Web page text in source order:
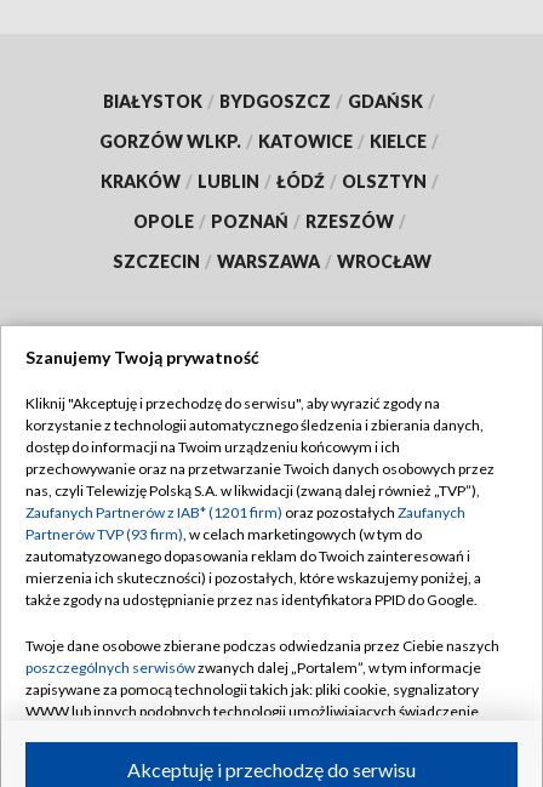
BIAŁYSTOK / BYDGOSZCZ / GDAŃSK /
GORZÓW WLKP. / KATOWICE / KIELCE /
KRAKÓW / LUBLIN / ŁÓDŹ / OLSZTYN /
OPOLE / POZNAŃ / RZESZÓW /
SZCZECIN / WARSZAWA / WROCŁAW
TVP
Abonament TVP
Emisja w TVP
Centrum informacji TVP
Naziemna Telewizja Cyfrowa
Rada Programowa
System NOS
Informacje o nadawcy
Program dla prasy
Regulamin TVP
Polityka prywatności
Moje zgody
Pomoc
Kontakt
Kanały
Szanujemy Twoją prywatność
Kliknij "Akceptuję i przechodzę do serwisu", aby wyrazić zgody na
korzystanie z technologii automatycznego śledzenia i zbierania danych,
dostęp do informacji na Twoim urządzeniu końcowym i ich
przechowywanie oraz na przetwarzanie Twoich danych osobowych przez
nas, czyli Telewizję Polską S.A. w likwidacji (zwaną dalej również „TVP”),
Zaufanych Partnerów z IAB* (1201 firm) oraz pozostałych Zaufanych
Partnerów TVP (93 firm), w celach marketingowych (w tym do
zautomatyzowanego dopasowania reklam do Twoich zainteresowań i
mierzenia ich skuteczności) i pozostałych, które wskazujemy poniżej, a
także zgody na udostępnianie przez nas identyfikatora PPID do Google.
Twoje dane osobowe zbierane podczas odwiedzania przez Ciebie naszych
poszczególnych serwisówzwanych dalej „Portalem”, w tym informacje
zapisywane za pomocą technologii takich jak: pliki cookie, sygnalizatory
WWW lub innych podobnych technologii umożliwiających świadczenie
ruchu w Internecie.Akceptuję i przechodzę do serwisu